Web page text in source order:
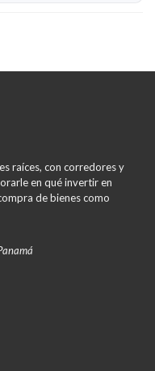
raíces, con corredores y
en qué invertir en
de bienes como